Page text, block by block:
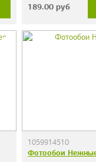
189.00 руб
1059914510
Фотообои